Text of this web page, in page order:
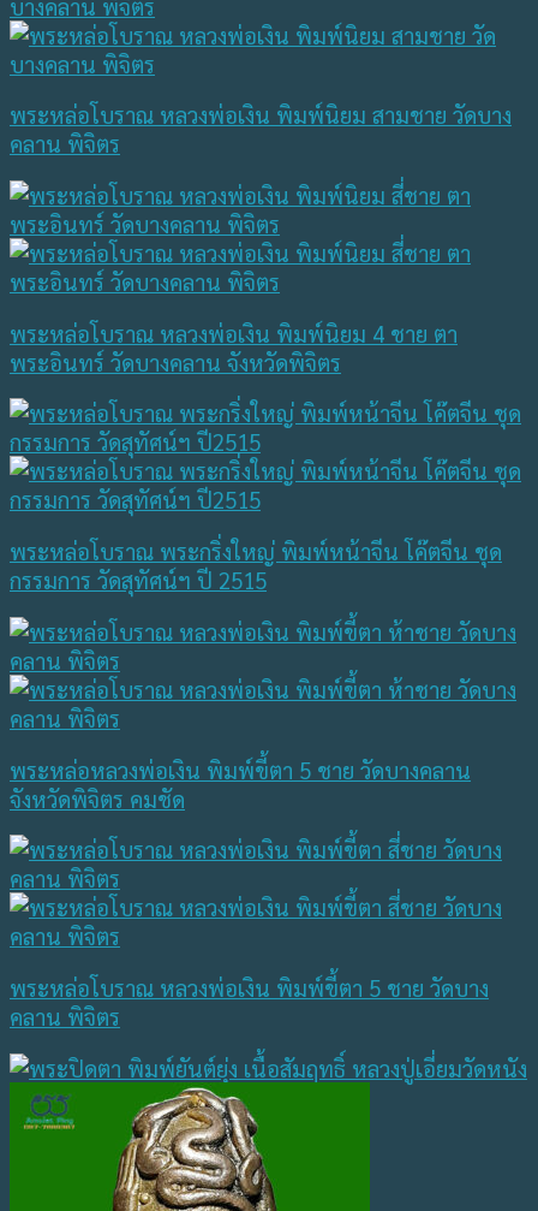
พระหล่อโบราณ หลวงพ่อเงิน พิมพ์นิยม สามชาย วัดบาง
คลาน พิจิตร
พระหล่อโบราณ หลวงพ่อเงิน พิมพ์นิยม 4 ชาย ตา
พระอินทร์ วัดบางคลาน จังหวัดพิจิตร
พระหล่อโบราณ พระกริ่งใหญ่ พิมพ์หน้าจีน โค๊ตจีน ชุด
กรรมการ วัดสุทัศน์ฯ ปี 2515
พระหล่อหลวงพ่อเงิน พิมพ์ขี้ตา 5 ชาย วัดบางคลาน
จังหวัดพิจิตร คมชัด
พระหล่อโบราณ หลวงพ่อเงิน พิมพ์ขี้ตา 5 ชาย วัดบาง
คลาน พิจิตร